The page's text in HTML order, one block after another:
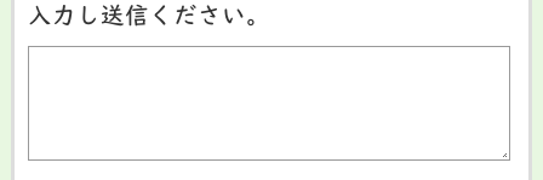
入力し送信ください。